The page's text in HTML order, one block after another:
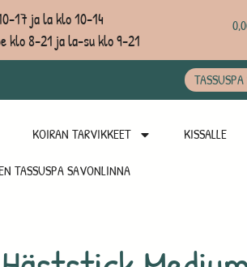
17 ja la klo 10-14
klo 8-21 ja la-su klo 9-21
KOIRAN TARVIKKEET KISSALLE
TASSUSPA SAVONLINNA